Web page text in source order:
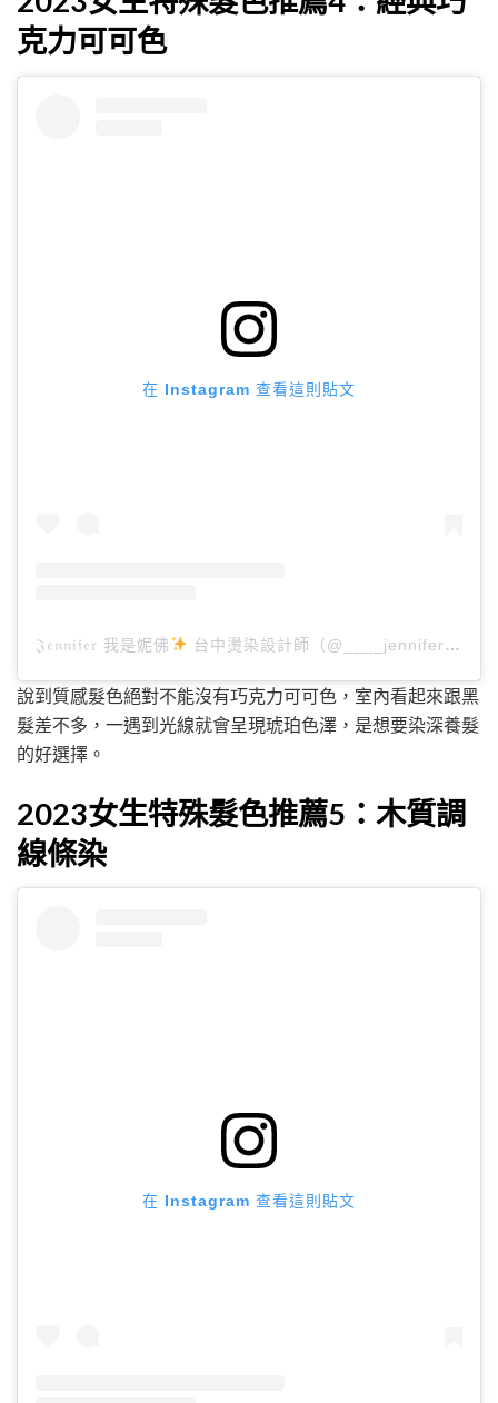
克力可可色
在 Instagram 查看這則貼文
𝔍𝔢𝔫𝔫𝔦𝔣𝔢𝔯 我是妮佛 台中燙染設計師（@____jennifer____h）分享的貼文
說到質感髮色絕對不能沒有巧克力可可色，室內看起來跟黑
髮差不多，一遇到光線就會呈現琥珀色澤，是想要染深養髮
的好選擇。
2023女生特殊髮色推薦5：木質調
線條染
在 Instagram 查看這則貼文